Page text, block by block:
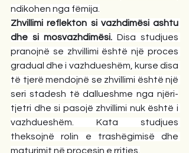
ndikohen nga fëmija.
Zhvillimi reflekton si vazhdimësi ashtu
dhe si mosvazhdimësi. Disa studjues
pranojnë se zhvillimi është një proces
gradual dhe i vazhdueshëm, kurse disa
të tjerë mendojnë se zhvillimi është një
seri stadesh të dallueshme nga njëri-
tjetri dhe si pasojë zhvillimi nuk është i
vazhdueshëm. Kata studjues
theksojnë rolin e trashëgimisë dhe
maturimit në procesin e rritjes.